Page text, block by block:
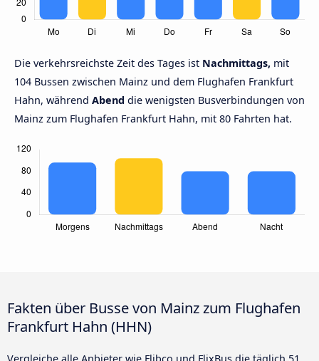
Die verkehrsreichste Zeit des Tages ist Nachmittags, mit
104 Bussen zwischen Mainz und dem Flughafen Frankfurt
Hahn, während Abend die wenigsten Busverbindungen von
Mainz zum Flughafen Frankfurt Hahn, mit 80 Fahrten hat.
Fakten über Busse von Mainz zum Flughafen
Frankfurt Hahn (HHN)